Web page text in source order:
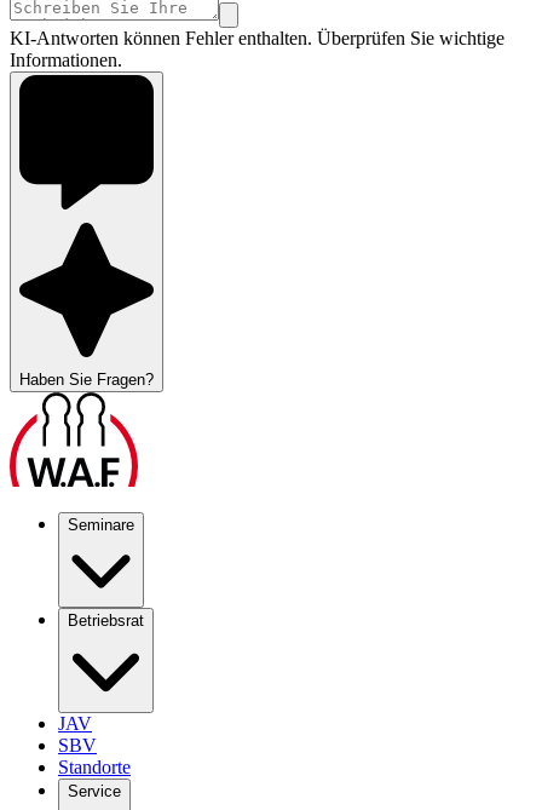
KI-Antworten können Fehler enthalten. Überprüfen Sie wichtige
Informationen.
Haben Sie Fragen?
Seminare
Betriebsrat
JAV
SBV
Standorte
Service